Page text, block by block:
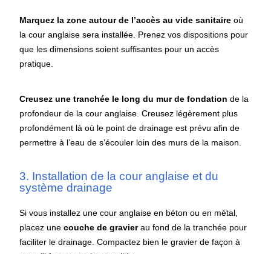
Marquez la zone autour de l’accès au vide sanitaire où
la cour anglaise sera installée. Prenez vos dispositions pour
que les dimensions soient suffisantes pour un accès
pratique.
Creusez une tranchée le long du mur de fondation de la
profondeur de la cour anglaise. Creusez légèrement plus
profondément là où le point de drainage est prévu afin de
permettre à l’eau de s’écouler loin des murs de la maison.
3. Installation de la cour anglaise et du
système drainage
Si vous installez une cour anglaise en béton ou en métal,
placez une couche de gravierau fond de la tranchée pour
faciliter le drainage. Compactez bien le gravier de façon à